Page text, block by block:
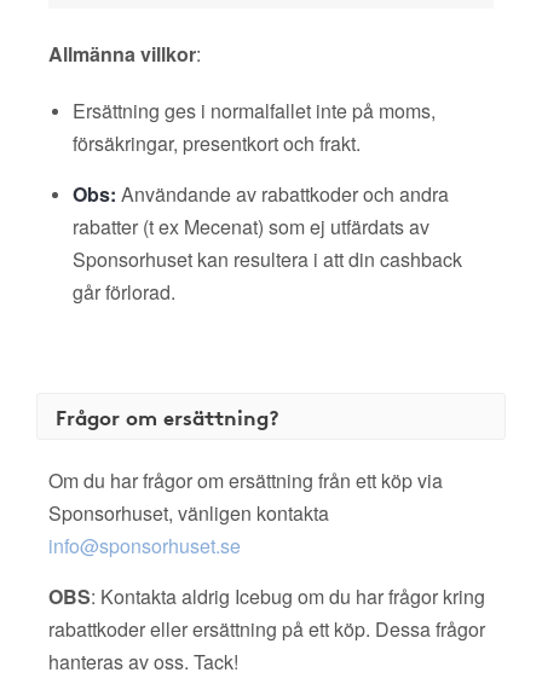
Allmänna villkor:
Ersättning ges i normalfallet inte på moms,
försäkringar, presentkort och frakt.
Obs: Användande av rabattkoder och andra
rabatter (t ex Mecenat) som ej utfärdats av
Sponsorhuset kan resultera i att din cashback
går förlorad.
Frågor om ersättning?
Om du har frågor om ersättning från ett köp via
Sponsorhuset, vänligen kontakta
info@sponsorhuset.se
OBS: Kontakta aldrig Icebug om du har frågor kring
rabattkoder eller ersättning på ett köp. Dessa frågor
hanteras av oss. Tack!